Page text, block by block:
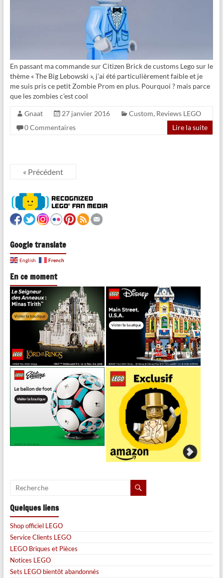
En passant ma commande sur Citizen Brick de customs Lego sur le
thème « The Big Lebowski », j’ai été particulièrement faible et je
me suis pris ce petit Zombie Prom en plus. Pourquoi ? mais parce
que les zombies c’est cool
Gnaat 27 janvier 2016 Custom, Reviews LEGO
0 Commentaires
Lire la suite
« Précédent
Google translate
English French
En ce moment
Quelques liens
Shop officiel LEGO
Service Clients LEGO
LEGO Briques et Pièces
Notices LEGO
Sets LEGO bientôt abandonnés